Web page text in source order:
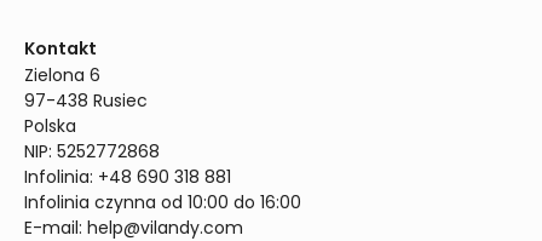
Kontakt
Zielona 6
97-438 Rusiec
Polska
NIP: 5252772868
Infolinia: +48 690 318 881
Infolinia czynna od 10:00 do 16:00
E-mail: help@vilandy.com